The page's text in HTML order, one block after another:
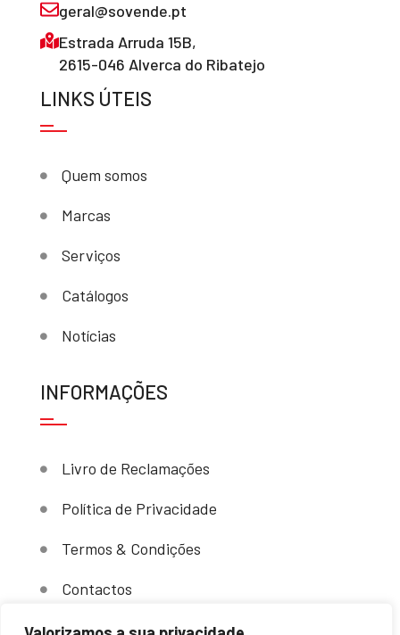
geral@sovende.pt
Estrada Arruda 15B,
2615-046 Alverca do Ribatejo
LINKS ÚTEIS
Quem somos
Marcas
Serviços
Catálogos
Notícias
INFORMAÇÕES
Livro de Reclamações
Política de Privacidade
Termos & Condições
Contactos